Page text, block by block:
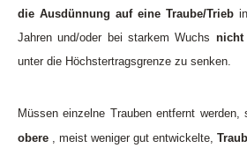
die Ausdünnung auf eine Traube/Trieb
Jahren und/oder bei starkem Wuchs nicht
unter die Höchstertragsgrenze zu senken.
Müssen einzelne Trauben entfernt
obere , meist weniger gut entwickelte,